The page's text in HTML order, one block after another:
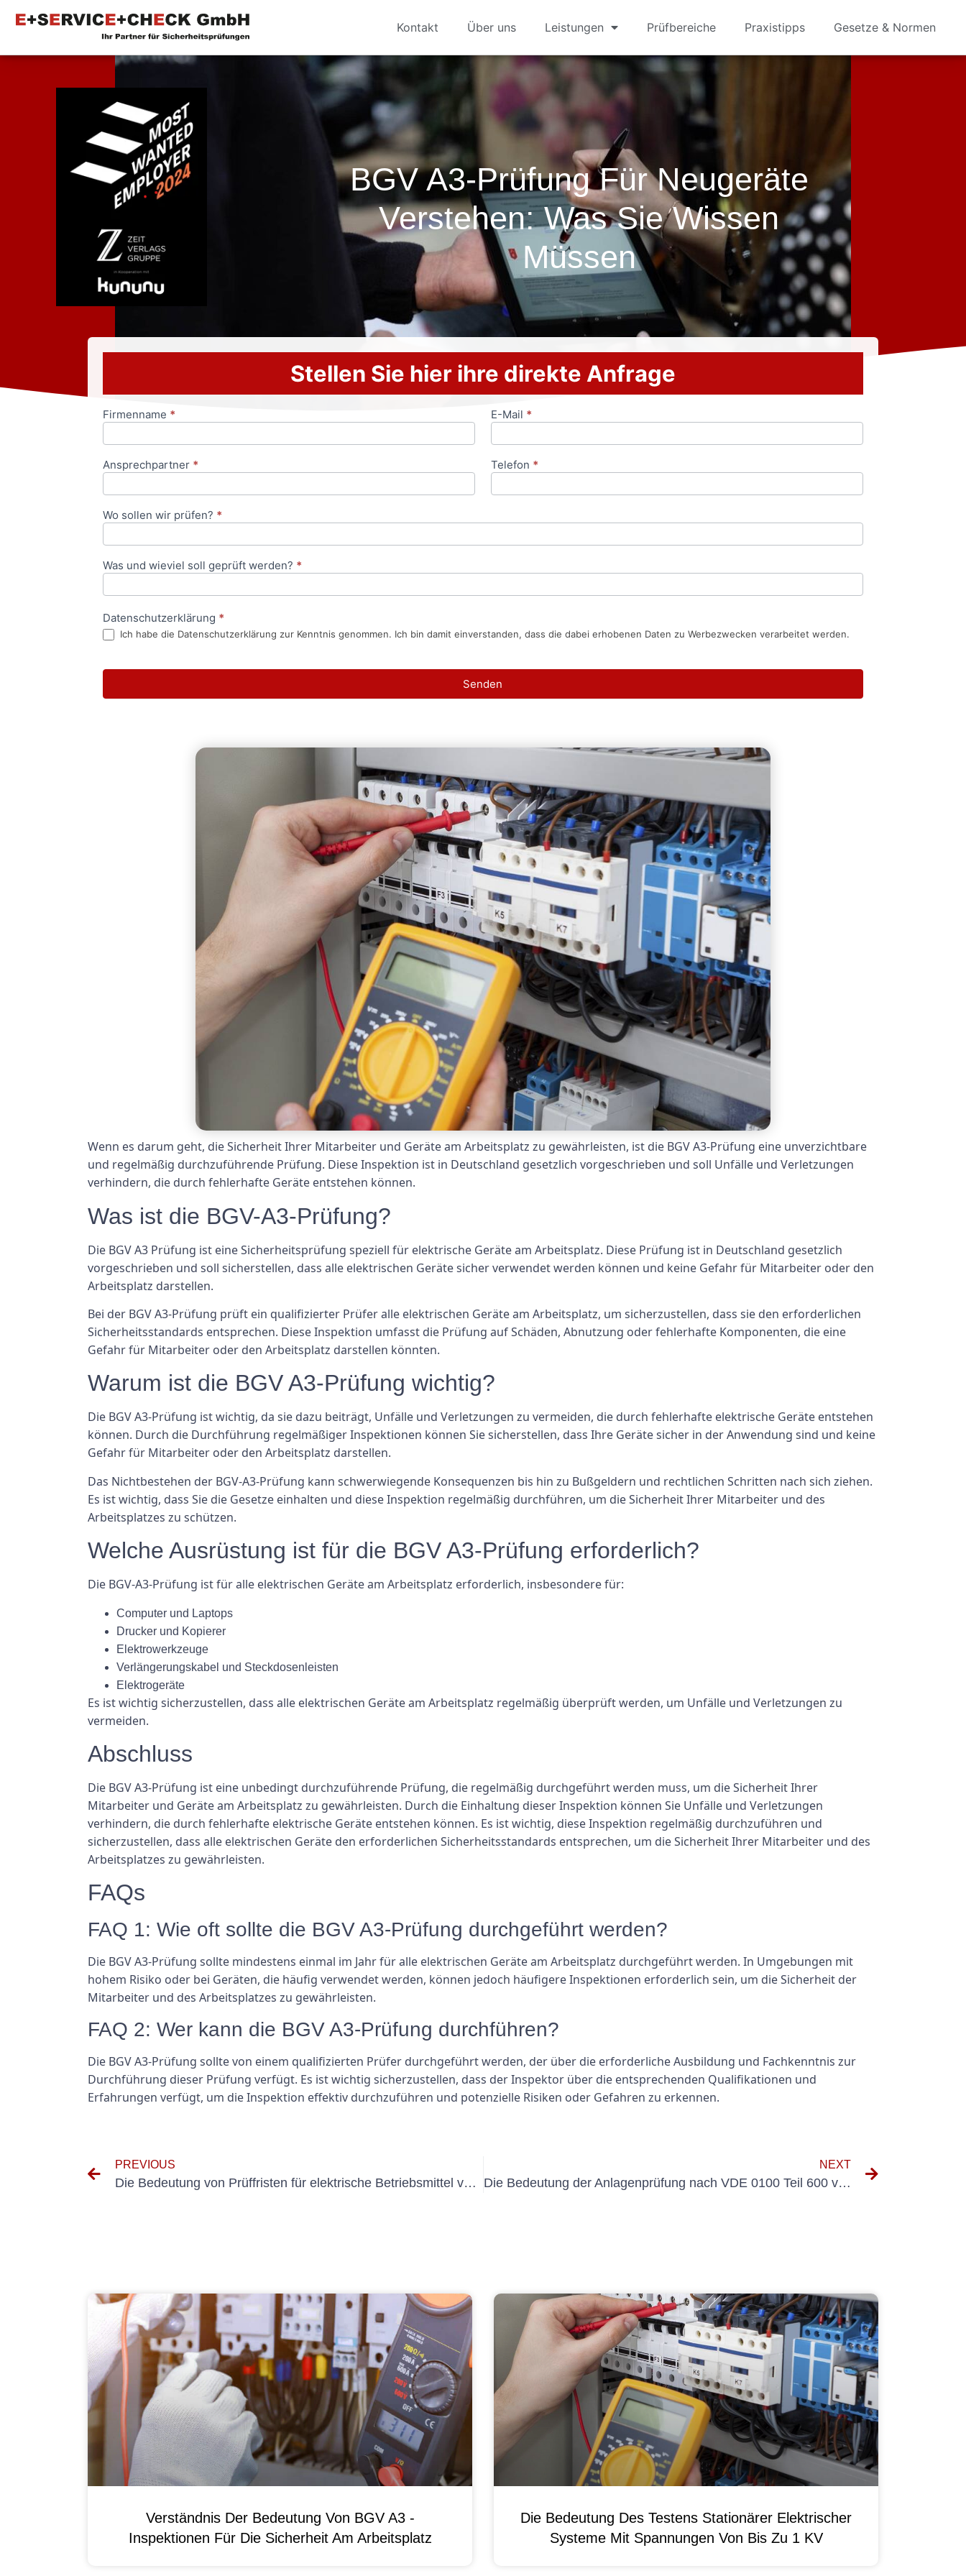
Kontakt Über uns Leistungen Prüfbereiche Praxistipps Gesetze & Normen
BGV A3-Prüfung Für Neugeräte
Verstehen: Was Sie Wissen
Müssen
Stellen Sie hier ihre direkte Anfrage
Anfrageformular
Firmenname * E-Mail *
Ansprechpartner * Telefon *
Wo sollen wir prüfen? *
Was und wieviel soll geprüft werden? *
Datenschutzerklärung *
Ich habe die Datenschutzerklärung zur Kenntnis genommen. Ich bin damit einverstanden, dass die dabei erhobenen Daten zu Werbezwecken verarbeitet werden.
Senden
Wenn es darum geht, die Sicherheit Ihrer Mitarbeiter und Geräte am Arbeitsplatz zu gewährleisten, ist die BGV A3-Prüfung eine unverzichtbare
und regelmäßig durchzuführende Prüfung. Diese Inspektion ist in Deutschland gesetzlich vorgeschrieben und soll Unfälle und Verletzungen
verhindern, die durch fehlerhafte Geräte entstehen können.
Was ist die BGV-A3-Prüfung?
Die BGV A3 Prüfung ist eine Sicherheitsprüfung speziell für elektrische Geräte am Arbeitsplatz. Diese Prüfung ist in Deutschland gesetzlich
vorgeschrieben und soll sicherstellen, dass alle elektrischen Geräte sicher verwendet werden können und keine Gefahr für Mitarbeiter oder den
Arbeitsplatz darstellen.
Bei der BGV A3-Prüfung prüft ein qualifizierter Prüfer alle elektrischen Geräte am Arbeitsplatz, um sicherzustellen, dass sie den erforderlichen
Sicherheitsstandards entsprechen. Diese Inspektion umfasst die Prüfung auf Schäden, Abnutzung oder fehlerhafte Komponenten, die eine
Gefahr für Mitarbeiter oder den Arbeitsplatz darstellen könnten.
Warum ist die BGV A3-Prüfung wichtig?
Die BGV A3-Prüfung ist wichtig, da sie dazu beiträgt, Unfälle und Verletzungen zu vermeiden, die durch fehlerhafte elektrische Geräte entstehen
können. Durch die Durchführung regelmäßiger Inspektionen können Sie sicherstellen, dass Ihre Geräte sicher in der Anwendung sind und keine
Gefahr für Mitarbeiter oder den Arbeitsplatz darstellen.
Das Nichtbestehen der BGV-A3-Prüfung kann schwerwiegende Konsequenzen bis hin zu Bußgeldern und rechtlichen Schritten nach sich ziehen.
Es ist wichtig, dass Sie die Gesetze einhalten und diese Inspektion regelmäßig durchführen, um die Sicherheit Ihrer Mitarbeiter und des
Arbeitsplatzes zu schützen.
Welche Ausrüstung ist für die BGV A3-Prüfung erforderlich?
Die BGV-A3-Prüfung ist für alle elektrischen Geräte am Arbeitsplatz erforderlich, insbesondere für:
Computer und Laptops
Drucker und Kopierer
Elektrowerkzeuge
Verlängerungskabel und Steckdosenleisten
Elektrogeräte
Es ist wichtig sicherzustellen, dass alle elektrischen Geräte am Arbeitsplatz regelmäßig überprüft werden, um Unfälle und Verletzungen zu
vermeiden.
Abschluss
Die BGV A3-Prüfung ist eine unbedingt durchzuführende Prüfung, die regelmäßig durchgeführt werden muss, um die Sicherheit Ihrer
Mitarbeiter und Geräte am Arbeitsplatz zu gewährleisten. Durch die Einhaltung dieser Inspektion können Sie Unfälle und Verletzungen
verhindern, die durch fehlerhafte elektrische Geräte entstehen können. Es ist wichtig, diese Inspektion regelmäßig durchzuführen und
sicherzustellen, dass alle elektrischen Geräte den erforderlichen Sicherheitsstandards entsprechen, um die Sicherheit Ihrer Mitarbeiter und des
Arbeitsplatzes zu gewährleisten.
FAQs
FAQ 1: Wie oft sollte die BGV A3-Prüfung durchgeführt werden?
Die BGV A3-Prüfung sollte mindestens einmal im Jahr für alle elektrischen Geräte am Arbeitsplatz durchgeführt werden. In Umgebungen mit
hohem Risiko oder bei Geräten, die häufig verwendet werden, können jedoch häufigere Inspektionen erforderlich sein, um die Sicherheit der
Mitarbeiter und des Arbeitsplatzes zu gewährleisten.
FAQ 2: Wer kann die BGV A3-Prüfung durchführen?
Die BGV A3-Prüfung sollte von einem qualifizierten Prüfer durchgeführt werden, der über die erforderliche Ausbildung und Fachkenntnis zur
Durchführung dieser Prüfung verfügt. Es ist wichtig sicherzustellen, dass der Inspektor über die entsprechenden Qualifikationen und
Erfahrungen verfügt, um die Inspektion effektiv durchzuführen und potenzielle Risiken oder Gefahren zu erkennen.
PREVIOUS
Die Bedeutung von Prüffristen für elektrische Betriebsmittel verstehen
NEXT
Die Bedeutung der Anlagenprüfung nach VDE 0100 Teil 600 verstehen
Verständnis Der Bedeutung Von BGV A3 -
Inspektionen Für Die Sicherheit Am Arbeitsplatz
Die Bedeutung Des Testens Stationärer Elektrischer
Systeme Mit Spannungen Von Bis Zu 1 KV